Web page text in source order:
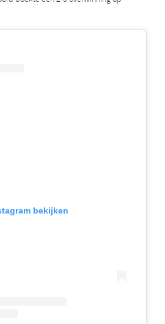
bekijken